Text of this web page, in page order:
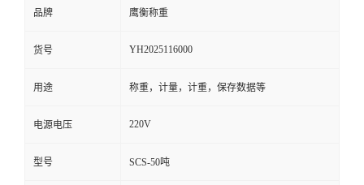
品牌 鹰衡称重
货号 YH2025116000
用途 称重，计量，计重，保存数据等
电源电压 220V
型号 SCS-50吨